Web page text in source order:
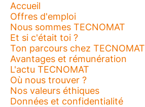
Accueil
Offres d'emploi
Nous sommes TECNOMAT
Et si c'était toi ?
Ton parcours chez TECNOMAT
Avantages et rémunération
L'actu TECNOMAT
Où nous trouver ?
Nos valeurs éthiques
Données et confidentialité